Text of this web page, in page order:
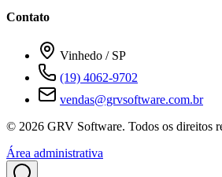
Contato
Vinhedo / SP
(19) 4062-9702
vendas@grvsoftware.com.br
© 2026 GRV Software. Todos os direitos
Área administrativa